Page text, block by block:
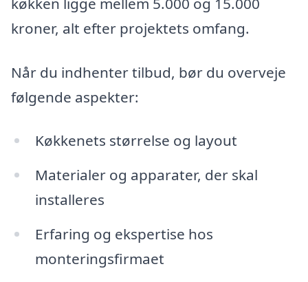
kroner, alt efter projektets omfang.
Når du indhenter tilbud, bør du overveje
følgende aspekter:
Køkkenets størrelse og layout
Materialer og apparater, der skal
installeres
Erfaring og ekspertise hos
monteringsfirmaet